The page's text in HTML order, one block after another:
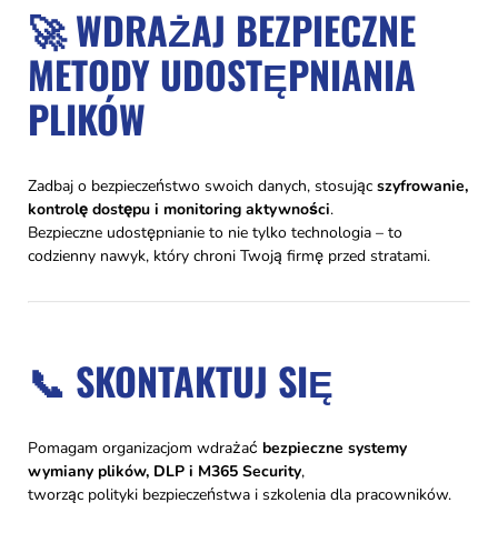
🚀 WDRAŻAJ BEZPIECZNE
METODY UDOSTĘPNIANIA
PLIKÓW
Zadbaj o bezpieczeństwo swoich danych, stosując szyfrowanie,
kontrolę dostępu i monitoring aktywności.
Bezpieczne udostępnianie to nie tylko technologia – to
codzienny nawyk, który chroni Twoją firmę przed stratami.
📞 SKONTAKTUJ SIĘ
Pomagam organizacjom wdrażać bezpieczne systemy
wymiany plików, DLP i M365 Security,
tworząc polityki bezpieczeństwa i szkolenia dla pracowników.